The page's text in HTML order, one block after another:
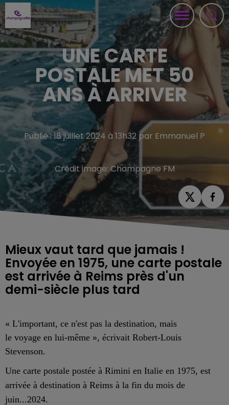
UNE CARTE
POSTALE MET 50
ANS À ARRIVER
Publié : 18 juillet 2024 à 13h32 par Emmanuel P
Crédit image:Champagne FM
Mieux vaut tard que jamais !
Envoyée en 1975, une carte postale
est arrivée à Reims près d'un
demi-siècle plus tard
« L'important, ce n'est pas la destination, mais
le voyage en lui-même », écrivait Robert-Louis
Stevenson.
Une carte postale postée à Rimini en Italie en 1975, est
arrivée à destination à Reims à la fin du mois de
juin...2024.